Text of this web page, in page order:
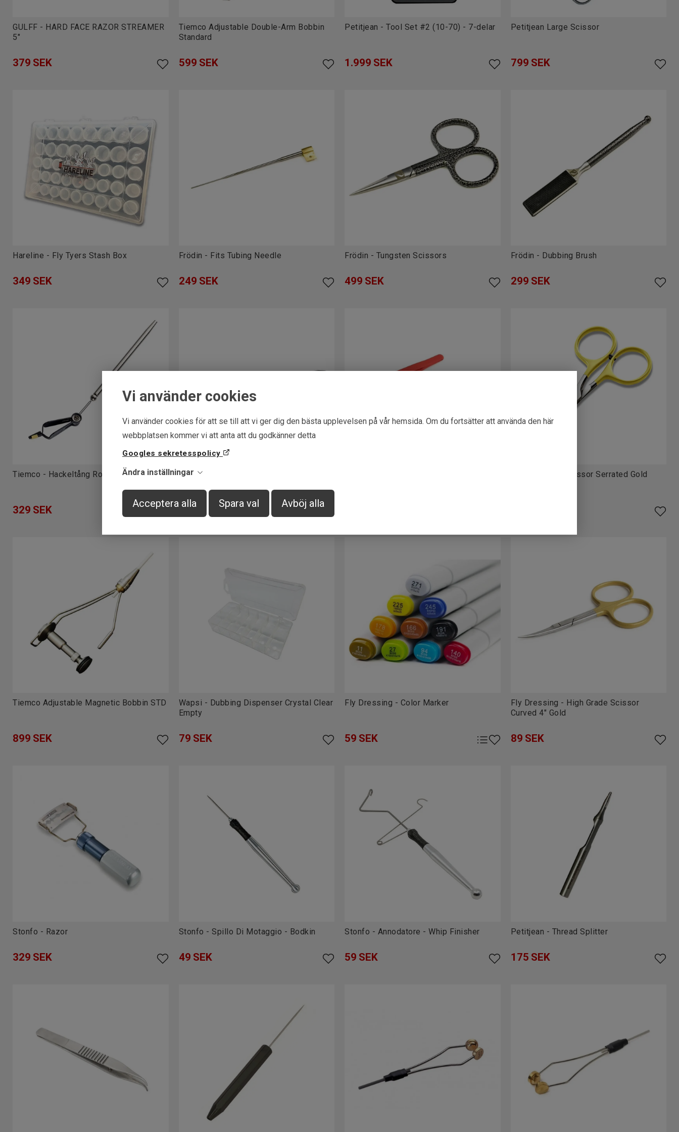
Vi använder cookies
Vi använder cookies för att se till att vi ger dig den bästa upplevelsen på vår hemsida. Om du fortsätter att använda den här
webbplatsen kommer vi att anta att du godkänner detta
Googles sekretesspolicy
Ändra inställningar
Acceptera alla Spara val Avböj alla
GULFF - HARD FACE RAZOR STREAMER
5"
379 SEK
Tiemco Adjustable Double-Arm Bobbin
Standard
599 SEK
Petitjean - Tool Set #2 (10-70) - 7-delar
1.999 SEK
Petitjean Large Scissor
799 SEK
Hareline - Fly Tyers Stash Box
349 SEK
Frödin - Fits Tubing Needle
249 SEK
Frödin - Tungsten Scissors
499 SEK
Frödin - Dubbing Brush
299 SEK
Tiemco - Hackeltång Roterande
329 SEK
Fly Dressing - High Grade Half Hitch
59SEK
Tiemco Razor scissor Serrated Gold
Tiemco Adjustable Magnetic Bobbin STD
899 SEK
Wapsi - Dubbing Dispenser Crystal Clear
Empty
79 SEK
Fly Dressing - Color Marker
59 SEK
Fly Dressing - High Grade Scissor
Curved 4" Gold
89 SEK
Stonfo - Razor
329 SEK
Stonfo - Spillo Di Motaggio - Bodkin
49 SEK
Stonfo - Annodatore - Whip Finisher
59 SEK
Petitjean - Thread Splitter
175 SEK